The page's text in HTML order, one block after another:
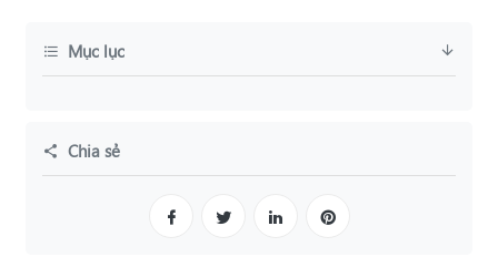
Mục lục
Chia sẻ